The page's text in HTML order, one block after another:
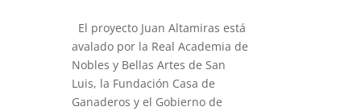
El proyecto Juan Altamiras está
avalado por la Real Academia de
Nobles y Bellas Artes de San
Luis, la Fundación Casa de
Ganaderos y el Gobierno de